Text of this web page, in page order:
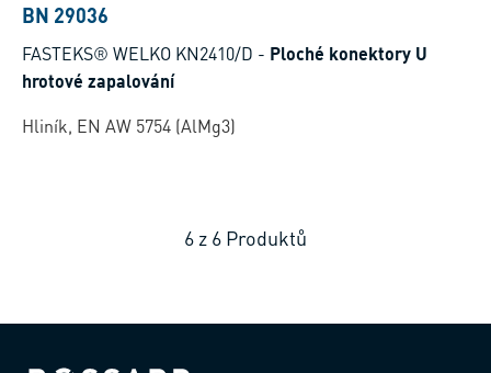
BN 29036
FASTEKS® WELKO KN2410/D - Ploché konektory U
hrotové zapalování
Hliník, EN AW 5754 (AlMg3)
6 z 6 Produktů